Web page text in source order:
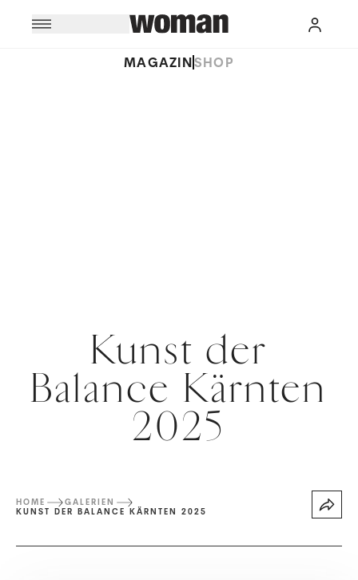
MAGAZINSHOP
Kunst der
Balance Kärnten
2025
HOME
GALERIEN
KUNST DER BALANCE KÄRNTEN 2025